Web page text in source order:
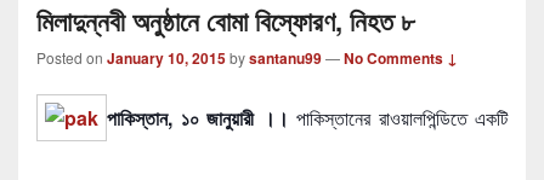
মিলাদুন্নবী অনুষ্ঠানে বোমা বিস্ফোরণ, নিহত ৮
Posted on January 10, 2015bysantanu99—No Comments ↓
পাকিস্তান, ১০ জানুয়ারী ।। পাকিস্তানের রাওয়ালপিন্ডিতে একটি